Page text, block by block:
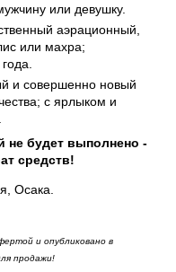
или девушку.
аэрационный,
или махра;
и совершенно новый
с ярлыком и
не будет выполнено -
средств!
Осака.
и опубликовано в
продажи!